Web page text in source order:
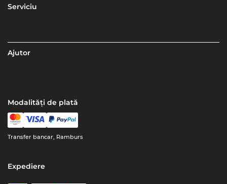
Serviciu
Ajutor
Modalități de plată
Transfer bancar, Ramburs
Expediere